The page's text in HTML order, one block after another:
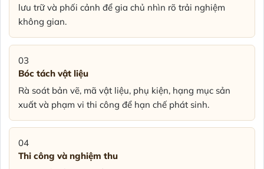
lưu trữ và phối cảnh để gia chủ nhìn rõ trải nghiệm
không gian.
03
Bóc tách vật liệu
Rà soát bản vẽ, mã vật liệu, phụ kiện, hạng mục sản
xuất và phạm vi thi công để hạn chế phát sinh.
04
Thi công và nghiệm thu